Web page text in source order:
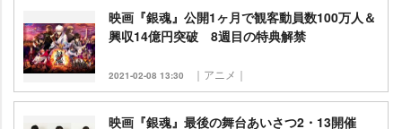
映画『銀魂』公開1ヶ月で観客動員数100万人＆
興収14億円突破 8週目の特典解禁
2021-02-08 13:30 ｜アニメ｜
映画『銀魂』最後の舞台あいさつ2・13開催